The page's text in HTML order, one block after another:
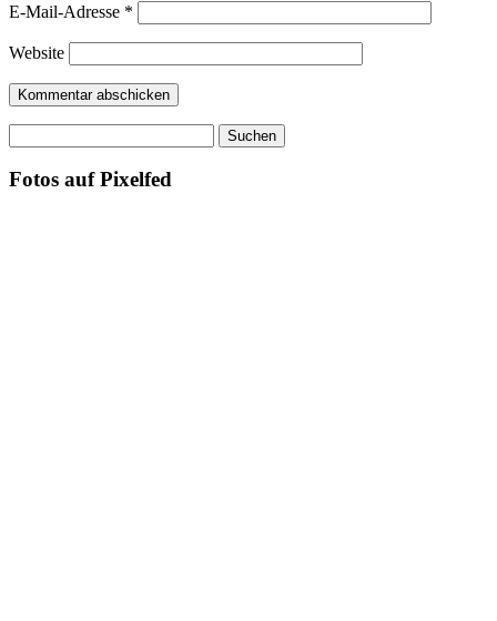
E-Mail-Adresse *
Website
nach:
Fotos auf Pixelfed